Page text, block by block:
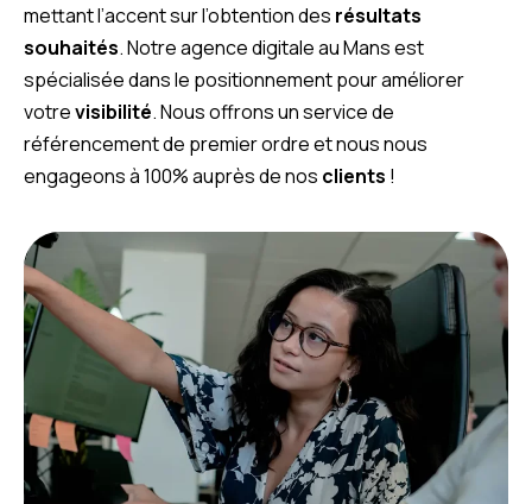
mettant l’accent sur l’obtention des résultats
souhaités. Notre agence digitale au Mans est
spécialisée dans le positionnement pour améliorer
votrevisibilité. Nous offrons un service de
référencement de premier ordre et nous nous
engageons à 100% auprès de nos clients !